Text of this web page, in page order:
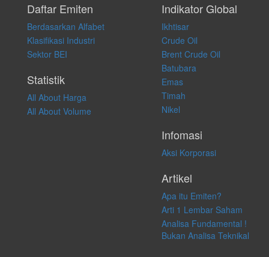
pribadi. Kami tidak memberi anjuran, saran, rekomendasi untuk
membeli, menjual atau melakukan aktivitas lain yang terkait dengan
transaksi perdagangan apapun, dan kami tidak bertanggung jawab
atas keputusan investasi yang dilakukan dalam kondisi dan situasi
apapun juga, yang diakibatkan secara langsung maupun tidak
langsung atas konten pada website ini.
Daftar Emiten
Berdasarkan Alfabet
Klasifikasi Industri
Sektor BEI
Statistik
All About Harga
All About Volume
Indikator Global
Ikhtisar
Crude Oil
Brent Crude Oil
Batubara
Emas
Timah
Nikel
Infomasi
Aksi Korporasi
Artikel
Apa itu Emiten?
Arti 1 Lembar Saham
Analisa Fundamental !
Bukan Analisa Teknikal